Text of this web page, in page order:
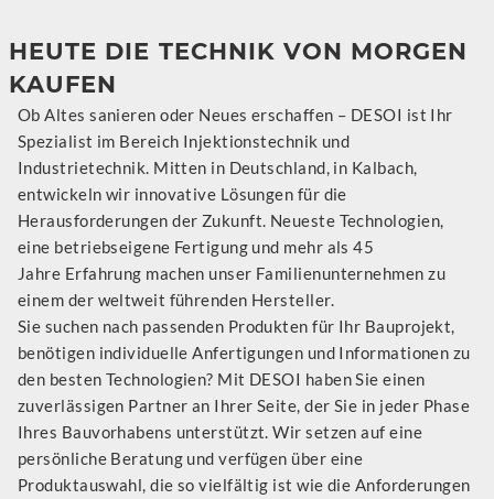
HEUTE DIE TECHNIK VON MORGEN
KAUFEN
Ob Altes sanieren oder Neues erschaffen – DESOI ist Ihr
Spezialist im Bereich Injektionstechnik und
Industrietechnik. Mitten in Deutschland, in Kalbach,
entwickeln wir innovative Lösungen für die
Herausforderungen der Zukunft. Neueste Technologien,
eine betriebseigene Fertigung und mehr als 45
Jahre Erfahrung machen unser Familienunternehmen zu
einem der weltweit führenden Hersteller.
Sie suchen nach passenden Produkten für Ihr Bauprojekt,
benötigen individuelle Anfertigungen und Informationen zu
den besten Technologien? Mit DESOI haben Sie einen
zuverlässigen Partner an Ihrer Seite, der Sie in jeder Phase
Ihres Bauvorhabens unterstützt. Wir setzen auf eine
persönliche Beratung und verfügen über eine
Produktauswahl, die so vielfältig ist wie die Anforderungen